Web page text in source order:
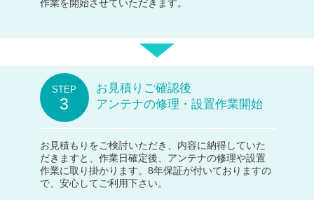
作業を開始させていただきます。
お見積りご確認後
アンテナの修理・設置作業開始
お見積もりをご検討いただき、内容に納得していた
だきますと、作業日確定後、アンテナの修理や設置
作業に取り掛かります。8年保証が付いておりますの
で、安心してご利用下さい。